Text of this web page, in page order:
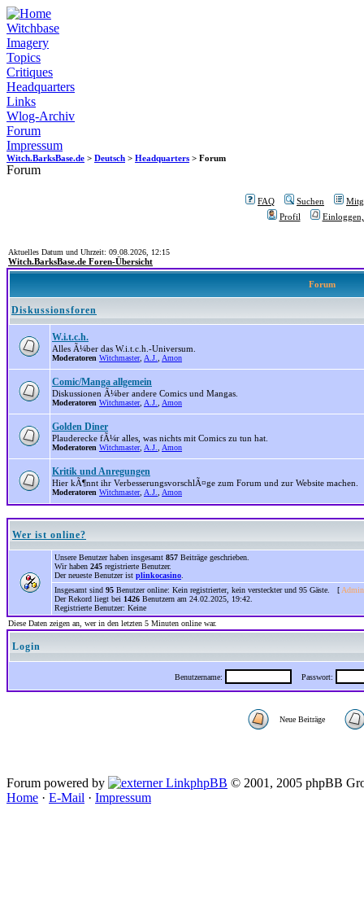
Witchbase
Imagery
Topics
Critiques
Headquarters
Links
Wlog-Archiv
Forum
Impressum
Witch.BarksBase.de > Deutsch > Headquarters > Forum
Forum
FAQ Suchen
Profil
Aktuelles Datum und Uhrzeit: 09.08.2026, 12:15
Witch.BarksBase.de Foren-Übersicht
Forum
Diskussionsforen
W.i.t.c.h.
Alles Ã¼ber das W.i.t.c.h.-Universum.
Moderatoren Witchmaster, A.J. Amon
Comic/Manga allgemein
Diskussionen Ã¼ber andere Comics und Mangas.
Moderatoren Witchmaster, A.J. Amon
Golden Diner
Plauderecke fÃ¼r alles, was nichts mit Comics zu tun hat.
Moderatoren Witchmaster, A.J. Amon
Kritik und Anregungen
Hier kÃ¶nnt ihr VerbesserungsvorschlÃ¤ge zum Forum und zur Website machen.
Moderatoren Witchmaster, A.J. Amon
Wer ist online?
Unsere Benutzer haben insgesamt 857 Beiträge geschrieben.
Wir haben 245 registrierte Benutzer.
Der neueste Benutzer ist plinkocasino
Insgesamt sind 95 Benutzer online: Kein registrierter, kein versteckter und 95 Gäste. [
Der Rekord liegt bei 1426 Benutzern am 24.02.2025, 19:42.
Registrierte Benutzer: Keine
Diese Daten zeigen an, wer in den letzten 5 Minuten online war.
Login
Benutzername: Passwort:
Neue Beiträge
Forum powered by phpBB © 2001, 2005 phpBB
Home · E-Mail · Impressum